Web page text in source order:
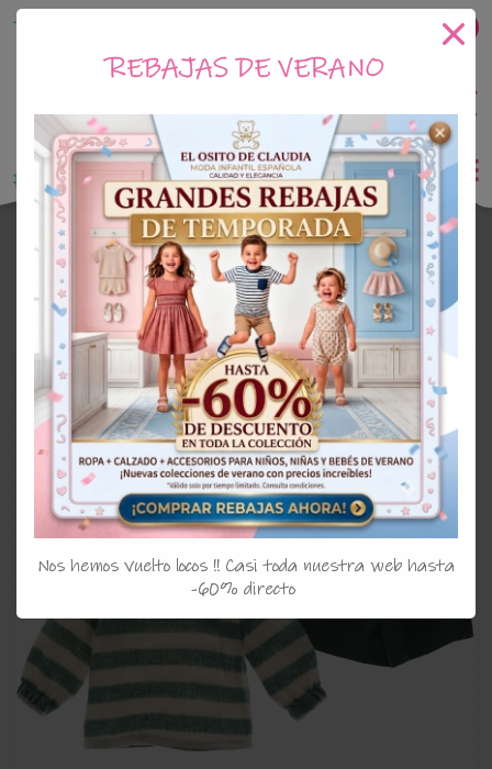
El Osito de Claudia
Tu tienda online de Moda Infantil
0€
Outlet Niño
OUTLET
REBAJAS DE VERANO
Nos hemos vuelto locos !! Casi toda nuestra web hasta
-60% directo